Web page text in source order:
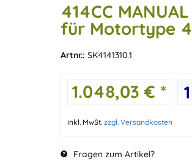
414CC
für Motortype
Artnr.: SK4141310.1
1.048,03 € *
inkl. MwSt. zzgl. Versandkosten
Fragen zum Artikel?